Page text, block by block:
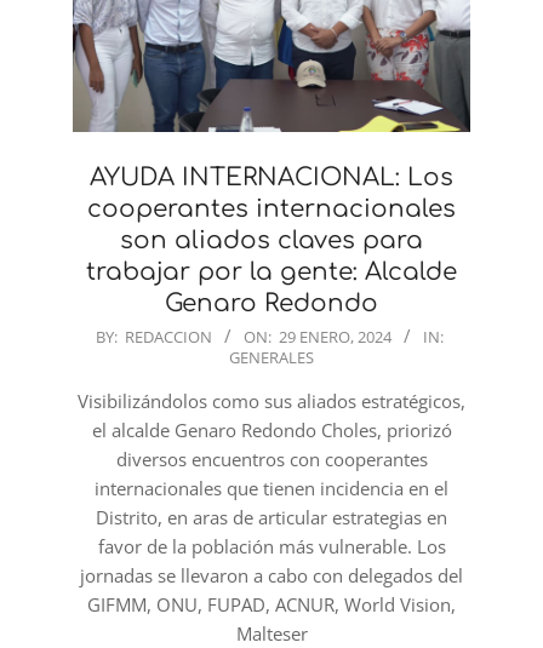
AYUDA INTERNACIONAL: Los
cooperantes internacionales
son aliados claves para
trabajar por la gente: Alcalde
Genaro Redondo
2024-
29
BY: REDACCION ON: 29 ENERO, 2024
IN:
GENERALES
Visibilizándolos como sus aliados estratégicos,
el alcalde Genaro Redondo Choles, priorizó
diversos encuentros con cooperantes
internacionales que tienen incidencia en el
Distrito, en aras de articular estrategias en
favor de la población más vulnerable. Los
jornadas se llevaron a cabo con delegados del
GIFMM, ONU, FUPAD, ACNUR, World Vision,
Malteser